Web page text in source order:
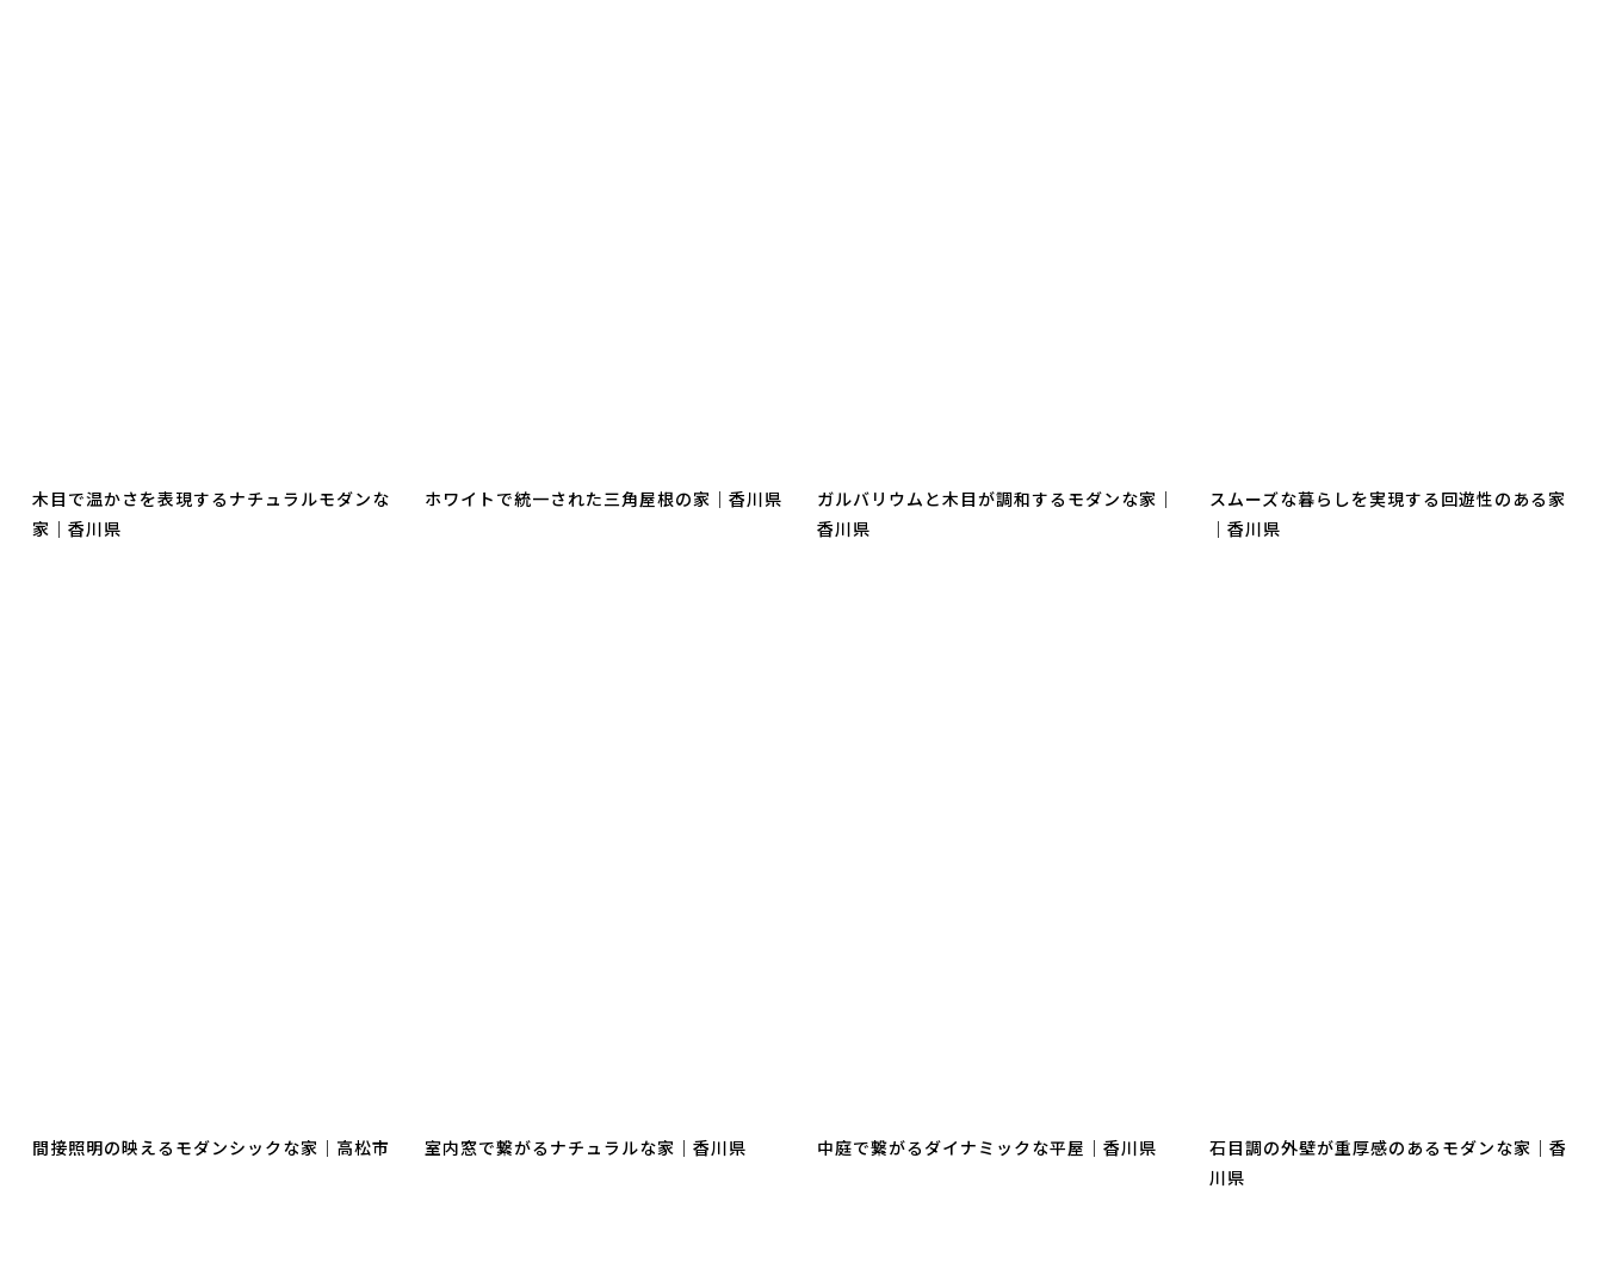
木目で温かさを表現するナチュラルモダンな
家｜香川県
ホワイトで統一された三角屋根の家｜香川県
ガルバリウムと木目が調和するモダンな家｜
香川県
スムーズな暮らしを実現する回遊性のある家
｜香川県
間接照明の映えるモダンシックな家｜高松市 室内窓で繋がるナチュラルな家｜香川県 中庭で繋がるダイナミックな平屋｜香川県
石目調の外壁が重厚感のあるモダンな家｜香
川県